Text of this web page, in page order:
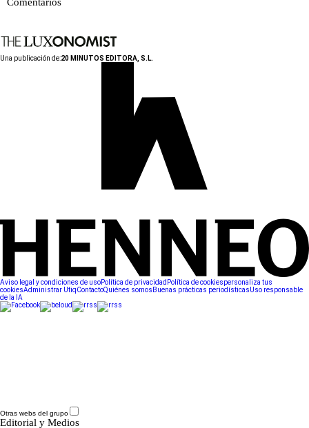
Una publicación de:20 MINUTOS EDITORA, S.L.
Aviso legal y condiciones de usoPolítica de privacidad Política de cookiespersonaliza tus
cookiesAdministrar UtiqContactoQuiénes somos Buenas prácticas periodísticasUso responsable
de la IA
Otras webs del grupo
Editorial y Medios